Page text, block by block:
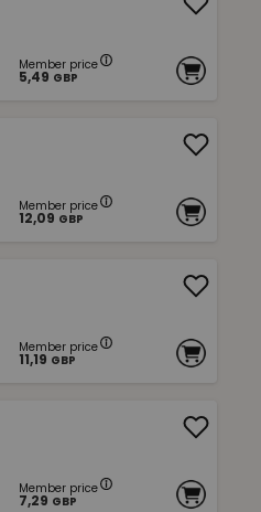
Member price
5,49 GBP
Member price
12,09 GBP
Member price
11,19 GBP
Member price
7,29 GBP